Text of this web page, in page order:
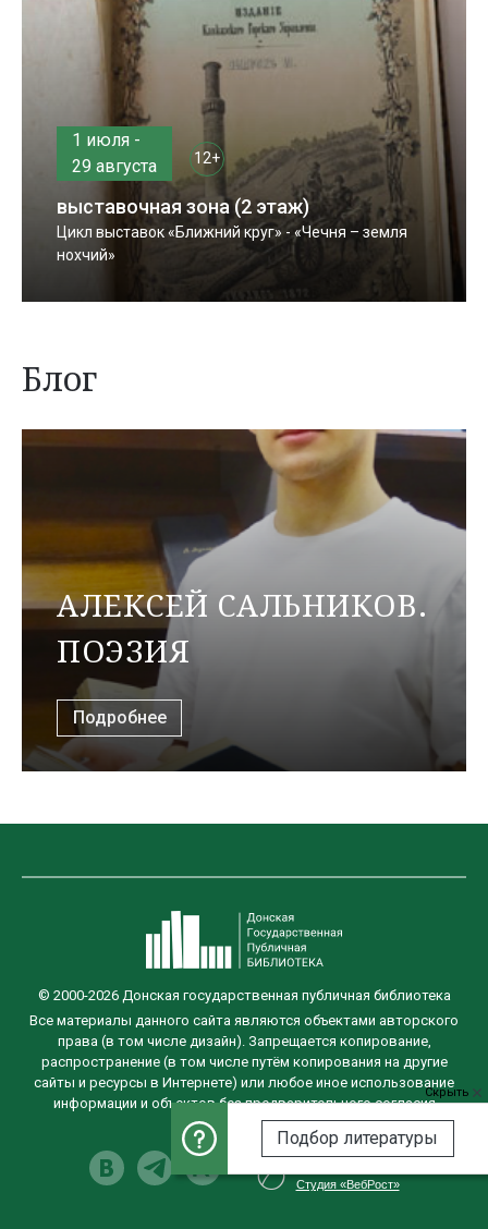
1 июля -
29 августа
12+
выставочная зона (2 этаж)
Цикл выставок «Ближний круг» - «Чечня – земля
нохчий»
Блог
АЛЕКСЕЙ САЛЬНИКОВ.
ПОЭЗИЯ
Подробнее
Скрыть
Подбор литературы
© 2000-2026 Донская государственная публичная библиотека
Все материалы данного сайта являются объектами авторского
права (в том числе дизайн). Запрещается копирование,
распространение (в том числе путём копирования на другие
сайты и ресурсы в Интернете) или любое иное использование
информации и объектов без предварительного согласия
правообладателя.
Студия «ВебРост»